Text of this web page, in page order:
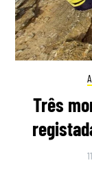
Três